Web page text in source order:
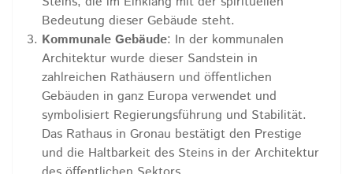
Bedeutung dieser Gebäude steht.
Kommunale Gebäude: In der kommunalen
Architektur wurde dieser Sandstein in
zahlreichen Rathäusern und öffentlichen
Gebäuden in ganz Europa verwendet und
symbolisiert Regierungsführung und Stabilität.
Das Rathaus in Gronau bestätigt den Prestige
und die Haltbarkeit des Steins in der Architektur